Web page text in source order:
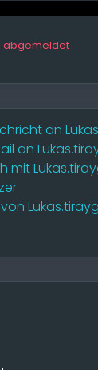
abgemeldet
an
an
mit